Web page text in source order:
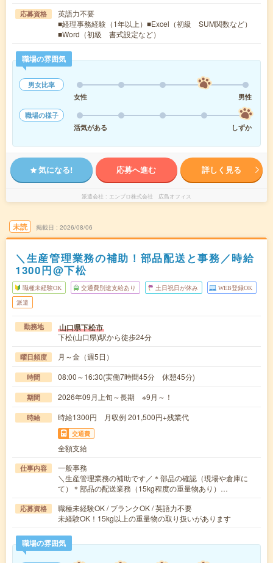
応募資格
英語力不要
■経理事務経験（1年以上）■Excel（初級 SUM関数など）
■Word（初級 書式設定など）
職場の雰囲気
男女比率
女性
男性
職場の様子
活気がある
しずか
気になる! 応募へ進む 詳しく見る
派遣会社 エンプロ株式会社 広島オフィス
未読 掲載日 2026/08/06
＼生産管理業務の補助！部品配送と事務／時給
1300円@下松
職種未経験OK 交通費別途支給あり 土日祝日が休み WEB登録OK
派遣
勤務地 山口県下松市
下松(山口県)駅から徒歩24分
曜日頻度 月～金（週5日）
時間 08:00～16:30(実働7時間45分 休憩45分)
期間 2026年09月上旬～長期 ※9月～！
時給 時給1300円 月収例 201,500円+残業代
交通費
全額支給
仕事内容
一般事務
＼生産管理業務の補助です／＊部品の確認（現場や倉庫に
て）＊部品の配送業務（15kg程度の重量物あり）…
応募資格
職種未経験OK / ブランクOK / 英語力不要
未経験OK！15kg以上の重量物の取り扱いがあります
職場の雰囲気